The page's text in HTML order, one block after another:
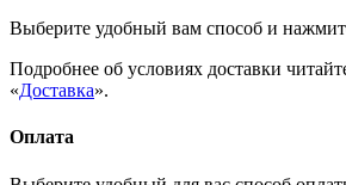
Выберите удобный вам способ и
Подробнее об условиях доставки
«Доставка».
Оплата